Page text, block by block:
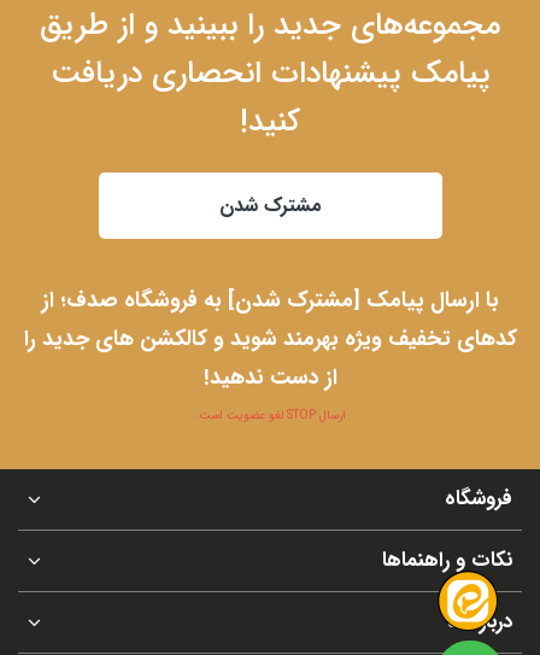
مجموعه‌های جدید را ببینید و از طریق
پیامک پیشنهادات انحصاری دریافت
کنید!
مشترک شدن
با ارسال پیامک [مشترک شدن] به فروشگاه صدف؛ از
کدهای تخفیف ویژه بهرمند شوید و کالکشن های جدید را
از دست ندهید!
ارسال STOP لغو عضویت است.
فروشگاه
نکات و راهنماها
درباره ما